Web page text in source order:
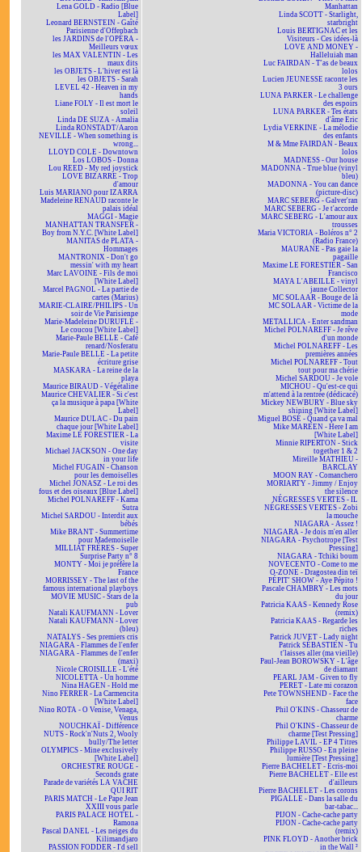
Lena GOLD - Radio [Blue
Label]
Leonard BERNSTEIN - Gaîté
Parisienne d'Offenbach
les JARDINS de l'OPÉRA -
Meilleurs vœux
les MAX VALENTIN - Les
maux dits
les OBJETS - L'hiver est là
les OBJETS - Sarah
LEVEL 42 - Heaven in my
hands
Liane FOLY - Il est mort le
soleil
Linda DE SUZA - Amalia
Linda RONSTADT/Aaron
NEVILLE - When something is
wrong...
LLOYD COLE - Downtown
Los LOBOS - Donna
Lou REED - My red joystick
LOVE BIZARRE - Trop
d'amour
Luis MARIANO pour IZARRA
Madeleine RENAUD raconte le
palais idéal
MAGGI - Magie
MANHATTAN TRANSFER -
Boy from N.Y.C. [White Label]
MANITAS de PLATA -
Hommages
MANTRONIX - Don't go
messin' with my heart
Marc LAVOINE - Fils de moi
[White Label]
Marcel PAGNOL - La partie de
cartes (Marius)
MARIE-CLAIRE/PHILIPS - Un
soir de Vie Parisienne
Marie-Madeleine DURUFLÉ -
Le coucou [White Label]
Marie-Paule BELLE - Café
renard/Nosferatu
Marie-Paule BELLE - La petite
écriture grise
MASKARA - La reine de la
playa
Maurice BIRAUD - Végétaline
Maurice CHEVALIER - Si c'est
ça la musique à papa [White
Label]
Maurice DULAC - Du pain
chaque jour [White Label]
Maxime LE FORESTIER - La
visite
Michael JACKSON - One day
in your life
Michel FUGAIN - Chanson
pour les demoiselles
Michel JONASZ - Le roi des
fous et des oiseaux [Blue Label]
Michel POLNAREFF - Kama
Sutra
Michel SARDOU - Interdit aux
bébés
Mike BRANT - Summertime
pour Mademoiselle
MILLIAT FRÈRES - Super
Surprise Party n° 8
MONTY - Moi je préfère la
France
MORRISSEY - The last of the
famous international playboys
MOVIE MUSIC - Stars de la
pub
Natali KAUFMANN - Lover
Natali KAUFMANN - Lover
(bleu)
NATALYS - Ses premiers cris
NIAGARA - Flammes de l'enfer
NIAGARA - Flammes de l'enfer
(maxi)
Nicole CROISILLE - L'été
NICOLETTA - Un homme
Nina HAGEN - Hold me
Nino FERRER - La Carmencita
[White Label]
Nino ROTA - O Venise, Venaga,
Venus
NOUCHKAÏ - Différence
NUTS - Rock'n'Nuts 2, Wooly
bully/The letter
OLYMPICS - Mine exclusively
[White Label]
ORCHESTRE ROUGE -
Seconds grate
Parade de variétés LA VACHE
QUI RIT
PARIS MATCH - Le Pape Jean
XXIII vous parle
PARIS PALACE HOTEL -
Ramona
Pascal DANEL - Les neiges du
Kilimandjaro
PASSION FODDER - I'd sell
Manhattan
Linda SCOTT - Starlight,
starbright
Louis BERTIGNAC et les
Visiteurs - Ces idées-là
LOVE AND MONEY -
Halleluiah man
Luc FAIRDAN - T'as de beaux
lolos
Lucien JEUNESSE raconte les
3 ours
LUNA PARKER - Le challenge
des espoirs
LUNA PARKER - Tes états
d'âme Eric
Lydia VERKINE - La mélodie
des enfants
M & Mme FAIRDAN - Beaux
lolos
MADNESS - Our house
MADONNA - True blue (vinyl
bleu)
MADONNA - You can dance
(picture-disc)
MARC SEBERG - Galver'ran
MARC SEBERG - Je t'accorde
MARC SEBERG - L'amour aux
trousses
Maria VICTORIA - Boléros n° 2
(Radio France)
MAURANE - Pas gaie la
pagaille
Maxime LE FORESTIER - San
Francisco
MAYA L'ABEILLE - vinyl
jaune Collector
MC SOLAAR - Bouge de là
MC SOLAAR - Victime de la
mode
METALLICA - Enter sandman
Michel POLNAREFF - Je rêve
d'un monde
Michel POLNAREFF - Les
premières années
Michel POLNAREFF - Tout
tout pour ma chérie
Michel SARDOU - Je vole
MICHOU - Qu'est-ce qui
m'attend à la rentrée (dédicacé)
Mickey NEWBURY - Blue sky
shining [White Label]
Miguel BOSÉ - Quand ça va mal
Mike MAREEN - Here I am
[White Label]
Minnie RIPERTON - Stick
together 1 & 2
Mireille MATHIEU -
BARCLAY
MOON RAY - Comanchero
MORIARTY - Jimmy / Enjoy
the silence
NÉGRESSES VERTES - IL
NÉGRESSES VERTES - Zobi
la mouche
NIAGARA - Assez !
NIAGARA - Je dois m'en aller
NIAGARA - Psychotrope [Test
Pressing]
NIAGARA - Tchiki boum
NOVECENTO - Come to me
O-ZONE - Dragostea din teï
PÉPIT' SHOW - Aye Pépito !
Pascale CHAMBRY - Les mots
du jour
Patricia KAAS - Kennedy Rose
(remix)
Patricia KAAS - Regarde les
riches
Patrick JUVET - Lady night
Patrick SÉBASTIEN - Tu
t'laisses aller (ma vieille)
Paul-Jean BOROWSKY - L'âge
de diamant
PEARL JAM - Given to fly
PERET - Late mi corazon
Pete TOWNSHEND - Face the
face
Phil O'KINS - Chasseur de
charme
Phil O'KINS - Chasseur de
charme [Test Pressing]
Philippe LAVIL - EP 4 Titres
Philippe RUSSO - En pleine
lumière [Test Pressing]
Pierre BACHELET - Écris-moi
Pierre BACHELET - Elle est
d'ailleurs
Pierre BACHELET - Les corons
PIGALLE - Dans la salle du
bar-tabac...
PIJON - Cache-cache party
PIJON - Cache-cache party
(remix)
PINK FLOYD - Another brick
in the Wall ²